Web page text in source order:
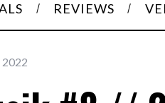
REVIEWS
2022